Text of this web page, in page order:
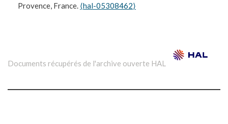
Provence, France. ⟨hal-05308462⟩
Documents récupérés de l'archive ouverte HAL